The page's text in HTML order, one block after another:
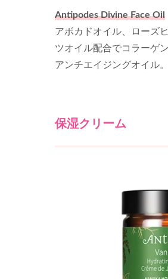
Antipodes Divine Face Oil
アボカドオイル、ローズ
ツオイル配合でコラーゲ
アンチエイジングオイル。
保湿クリーム